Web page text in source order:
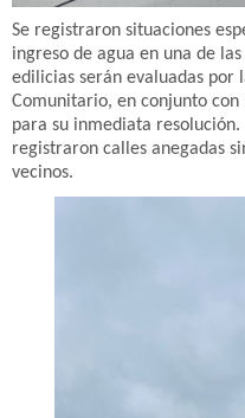
Se registraron situaciones
ingreso de agua en una de
edilicias serán evaluadas por
Comunitario, en conjunto con
para su inmediata
registraron calles anegadas
vecinos.